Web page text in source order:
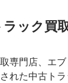
ック買
専門店、エ
れた中古ト